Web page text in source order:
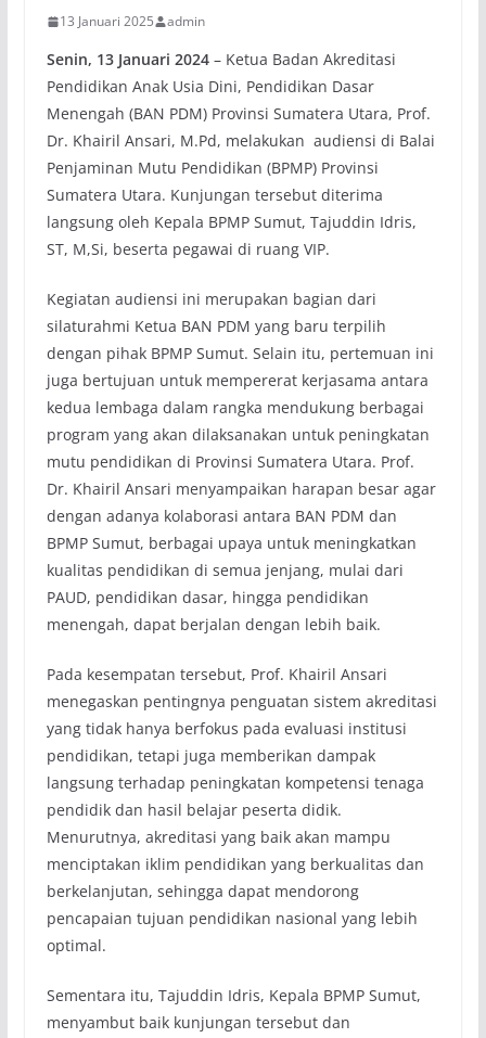
13 Januari 2025 admin
Senin, 13 Januari 2024– Ketua Badan Akreditasi
Pendidikan Anak Usia Dini, Pendidikan Dasar
Menengah (BAN PDM) Provinsi Sumatera Utara, Prof.
Dr. Khairil Ansari, M.Pd, melakukan audiensi di Balai
Penjaminan Mutu Pendidikan (BPMP) Provinsi
Sumatera Utara. Kunjungan tersebut diterima
langsung oleh Kepala BPMP Sumut, Tajuddin Idris,
ST, M,Si, beserta pegawai di ruang VIP.
Kegiatan audiensi ini merupakan bagian dari
silaturahmi Ketua BAN PDM yang baru terpilih
dengan pihak BPMP Sumut. Selain itu, pertemuan ini
juga bertujuan untuk mempererat kerjasama antara
kedua lembaga dalam rangka mendukung berbagai
program yang akan dilaksanakan untuk peningkatan
mutu pendidikan di Provinsi Sumatera Utara. Prof.
Dr. Khairil Ansari menyampaikan harapan besar agar
dengan adanya kolaborasi antara BAN PDM dan
BPMP Sumut, berbagai upaya untuk meningkatkan
kualitas pendidikan di semua jenjang, mulai dari
PAUD, pendidikan dasar, hingga pendidikan
menengah, dapat berjalan dengan lebih baik.
Pada kesempatan tersebut, Prof. Khairil Ansari
menegaskan pentingnya penguatan sistem akreditasi
yang tidak hanya berfokus pada evaluasi institusi
pendidikan, tetapi juga memberikan dampak
langsung terhadap peningkatan kompetensi tenaga
pendidik dan hasil belajar peserta didik.
Menurutnya, akreditasi yang baik akan mampu
menciptakan iklim pendidikan yang berkualitas dan
berkelanjutan, sehingga dapat mendorong
pencapaian tujuan pendidikan nasional yang lebih
optimal.
Sementara itu, Tajuddin Idris, Kepala BPMP Sumut,
menyambut baik kunjungan tersebut dan